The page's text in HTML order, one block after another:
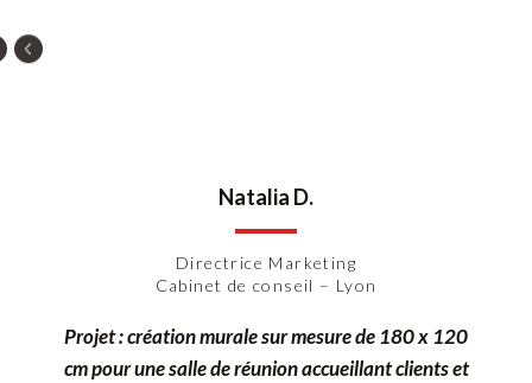
Natalia D.
Directrice Marketing
Cabinet de conseil – Lyon
Projet : création murale sur mesure de 180 x 120
cm pour une salle de réunion accueillant clients et